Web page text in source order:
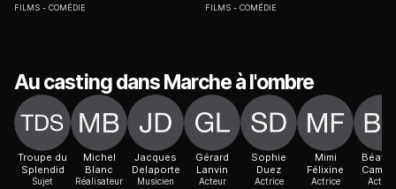
FILMS COMÉDIE FILMS COMÉDIE
Au casting dans Marche à l'ombre
Troupe du
Splendid
Sujet
Michel
Blanc
Réalisateur
Jacques
Delaporte
Musicien
Gérard
Lanvin
Acteur
Sophie
Duez
Actrice
Mimi
Félixine
Actrice Actrice